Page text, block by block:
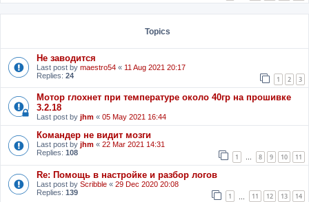
Topics
Не заводится
Last post by maestro54 « 11 Aug 2021 20:17
Replies: 24 1 2 3
Мотор глохнет при температуре около 40гр на прошивке
3.2.18
Last post by jhm « 05 May 2021 16:44
Командер не видит мозги
Last post by jhm « 22 Mar 2021 14:31
Replies: 108 1 … 8 9 10 11
Re: Помощь в настройке и разбор логов
Last post by Scribble « 29 Dec 2020 20:08
Replies: 139 1 11 12 13 14